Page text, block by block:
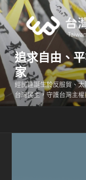
跳
至
主
內
容
追求自由、
家
經民連誕生於反服貿、
台灣民主，守護台灣主